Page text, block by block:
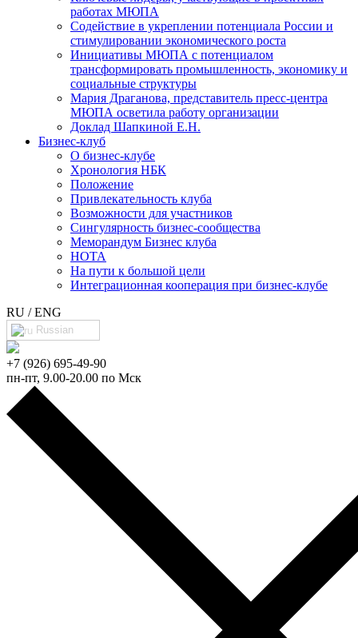
работах МЮПА
Cодействие в укреплении потенциала России и
стимулировании экономического роста
Инициативы МЮПА с потенциалом
трансформировать промышленность, экономику и
социальные структуры
Мария Драганова, представитель пресс-центра
МЮПА осветила работу организации
Доклад Шапкиной Е.Н.
Бизнес-клуб
О бизнес-клубе
Хронология НБК
Положение
Привлекательность клуба
Возможности для участников
Сингулярность бизнес-сообщества
Меморандум Бизнес клуба
НОТА
На пути к большой цели
Интеграционная кооперация при бизнес-клубе
RU / ENG
Russian
+7 (926) 695-49-90
пн-пт, 9.00-20.00 по Мск